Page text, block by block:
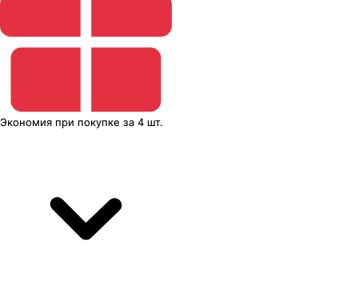
Экономия при покупке за 4 шт.